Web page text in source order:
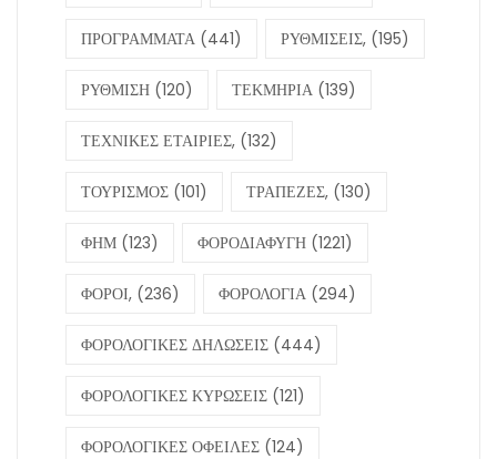
ΠΡΟΓΡΑΜΜΑΤΑ (441) ΡΥΘΜΙΣΕΙΣ, (195)
ΡΥΘΜΙΣΗ (120) ΤΕΚΜΗΡΙΑ (139)
ΤΕΧΝΙΚΕΣ ΕΤΑΙΡΙΕΣ, (132)
ΤΟΥΡΙΣΜΟΣ (101) ΤΡΑΠΕΖΕΣ, (130)
ΦΗΜ (123) ΦΟΡΟΔΙΑΦΥΓΗ (1221)
ΦΟΡΟΙ, (236) ΦΟΡΟΛΟΓΙΑ (294)
ΦΟΡΟΛΟΓΙΚΕΣ ΔΗΛΩΣΕΙΣ (444)
ΦΟΡΟΛΟΓΙΚΕΣ ΚΥΡΩΣΕΙΣ (121)
ΦΟΡΟΛΟΓΙΚΕΣ ΟΦΕΙΛΕΣ (124)